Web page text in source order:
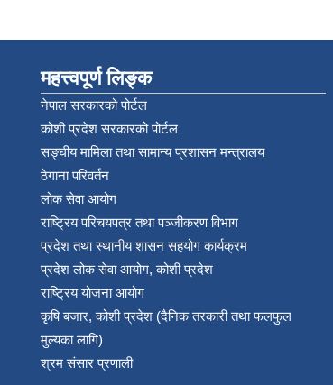
महत्त्वपूर्ण लिङ्क
नेपाल सरकारको पोर्टल
कोशी प्रदेश सरकारको पोर्टल
सङ्‍घीय मामिला तथा सामान्य प्रशासन मन्त्रालय
ठेगाना परिवर्तन
लोक सेवा आयोग
राष्ट्रिय परिचयपत्र तथा पञ्‍जीकरण विभाग
प्रदेश तथा स्थानीय शासन सहयोग कार्यक्रम
प्रदेश लोक सेवा आयोग, कोशी प्रदेश
राष्ट्रिय योजना आयोग
कृषि बजार, कोशी प्रदेश (दैनिक तरकारी तथा फलफुल
मुल्यका लागि)
श्रम संसार प्रणाली